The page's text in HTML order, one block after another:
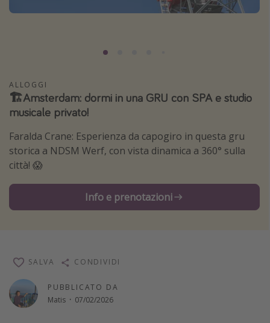
Grecia
Malta
Canarie
Capo Verde
Tipo di vacanza
Vacanze last minute
Vacanze all inclusive
Last minute capodanno
Vacanze con bambini
Vacanze al mare
ALLOGGI
🏗️Amsterdam: dormi in una GRU con SPA e studio
musicale privato!
Faralda Crane: Esperienza da capogiro in questa gru
storica a NDSM Werf, con vista dinamica a 360° sulla
città! 😱
Info e prenotazioni
PUBBLICATO DA
Matis · 07/02/2026
SALVA CONDIVIDI